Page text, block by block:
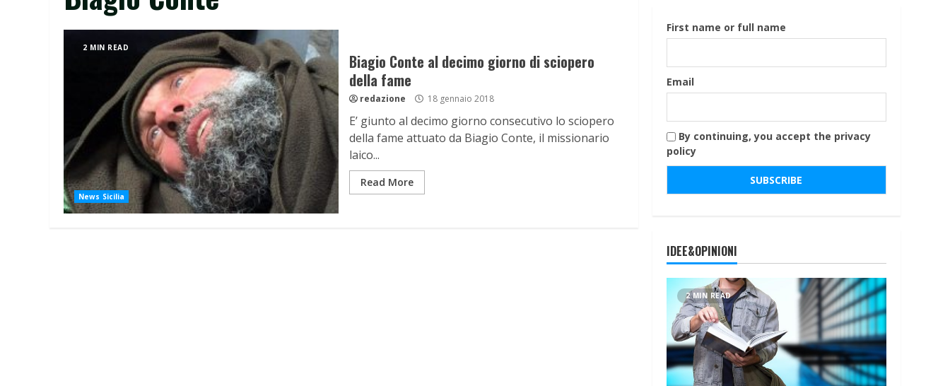
2 MIN READ
News Sicilia
Biagio Conte al decimo giorno di sciopero
della fame
redazione 18 gennaio 2018
E’ giunto al decimo giorno consecutivo lo sciopero
della fame attuato da Biagio Conte, il missionario
laico...
Read More
First name or full name
Email
By continuing, you accept the privacy
policy
IDEE&OPINIONI
2 MIN READ